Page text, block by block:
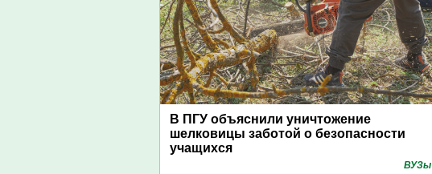
В ПГУ объяснили уничтожение
шелковицы заботой о безопасности
учащихся
ВУЗы